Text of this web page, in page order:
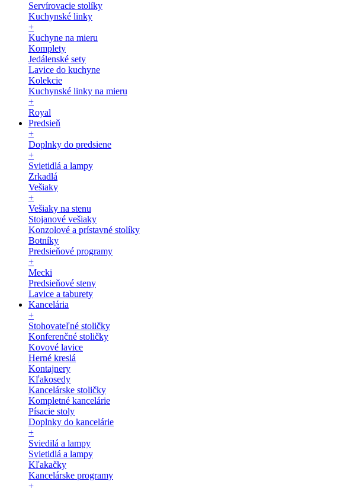
Servírovacie stolíky
Kuchynské linky
+
Kuchyne na mieru
Komplety
Jedálenské sety
Lavice do kuchyne
Kolekcie
Kuchynské linky na mieru
+
Royal
Predsieň
+
Doplnky do predsiene
+
Svietidlá a lampy
Zrkadlá
Vešiaky
+
Vešiaky na stenu
Stojanové vešiaky
Konzolové a prístavné stolíky
Botníky
Predsieňové programy
+
Mecki
Predsieňové steny
Lavice a taburety
Kancelária
+
Stohovateľné stoličky
Konferenčné stoličky
Kovové lavice
Herné kreslá
Kontajnery
Kľakosedy
Kancelárske stoličky
Kompletné kancelárie
Písacie stoly
Doplnky do kancelárie
+
Sviedilá a lampy
Svietidlá a lampy
Kľakačky
Kancelárske programy
+